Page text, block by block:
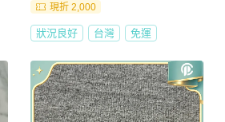
現折 2,000
狀況良好 台灣 免運